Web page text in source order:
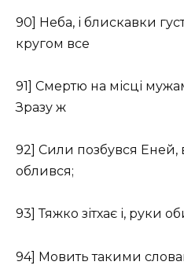
90] Неба, і блискавки
кругом все
91] Смертю на місці
Зразу ж
92] Сили позбувся Еней,
облився;
93] Тяжко зітхає і, руки
94] Мовить такими